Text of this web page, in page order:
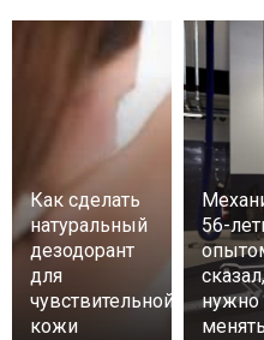
Как сделать
натуральный
дезодорант
для
чувствительной
кожи
56-
нужно